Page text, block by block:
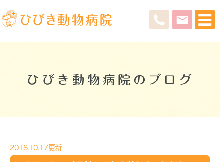
ひびき動物病院のブログ
2018.10.17更新